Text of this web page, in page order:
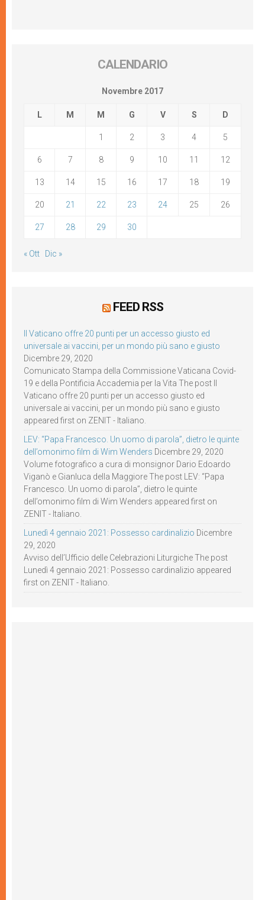
CALENDARIO
Novembre 2017
L M M G V S D
1 2 3 4 5
6 7 8 9 10 11 12
13 14 15 16 17 18 19
20 21 22 23 24 25 26
27 28 29 30
« Ott Dic »
FEED RSS
Il Vaticano offre 20 punti per un accesso giusto ed
universale ai vaccini, per un mondo più sano e giusto
Dicembre 29, 2020
Comunicato Stampa della Commissione Vaticana Covid-
19 e della Pontificia Accademia per la Vita The post Il
Vaticano offre 20 punti per un accesso giusto ed
universale ai vaccini, per un mondo più sano e giusto
appeared first on ZENIT - Italiano.
LEV: “Papa Francesco. Un uomo di parola”, dietro le quinte
dell’omonimo film di Wim Wenders Dicembre 29, 2020
Volume fotografico a cura di monsignor Dario Edoardo
Viganò e Gianluca della Maggiore The post LEV: “Papa
Francesco. Un uomo di parola”, dietro le quinte
dell’omonimo film di Wim Wenders appeared first on
ZENIT - Italiano.
Lunedì 4 gennaio 2021: Possesso cardinalizio Dicembre
29, 2020
Avviso dell’Ufficio delle Celebrazioni Liturgiche The post
Lunedì 4 gennaio 2021: Possesso cardinalizio appeared
first on ZENIT - Italiano.